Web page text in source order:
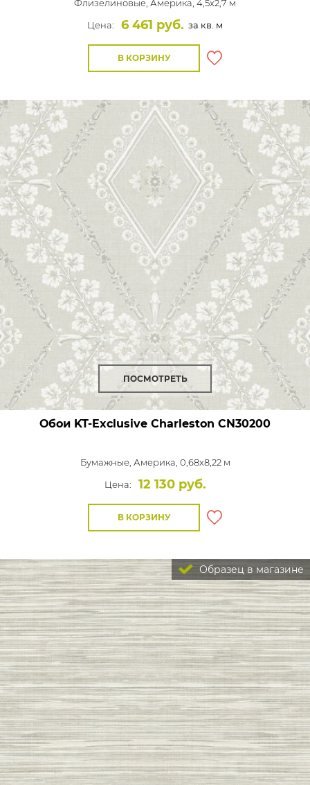
Флизелиновые, Америка, 4,5x2,7 м
Цена:
6 461 руб. за кв. м
В КОРЗИНУ
ПОСМОТРЕТЬ
Обои KT-Exclusive Charleston CN30200
Бумажные, Америка, 0,68x8,22 м
Цена:
12 130 руб.
В КОРЗИНУ
Образец в магазине